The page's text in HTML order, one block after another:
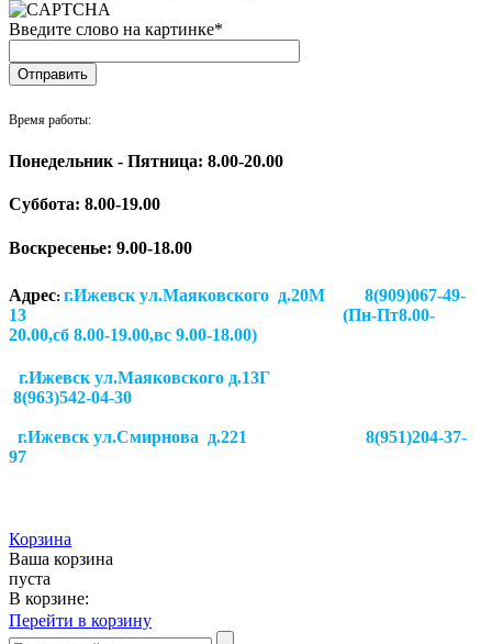
Введите слово на картинке*
Время работы:
Понедельник - Пятница: 8.00-20.00
Суббота: 8.00-19.00
Воскресенье: 9.00-18.00
Адрес: г.Ижевск ул.Маяковского д.20М 8(909)067-49-
13 (Пн-Пт8.00-
20.00,сб 8.00-19.00,вс 9.00-18.00)
г.Ижевск ул.Маяковского д.13Г
8(963)542-04-30
г.Ижевск ул.Смирнова д.221
8(951)204-37-
97
Корзина
Ваша корзина
пуста
В корзине:
Перейти в корзину